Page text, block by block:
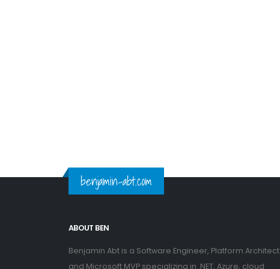
benjamin-abt.com
ABOUT BEN
Benjamin Abt is a Software Engineer, Platform Architect
and Microsoft MVP specializing in .NET, Azure, cloud